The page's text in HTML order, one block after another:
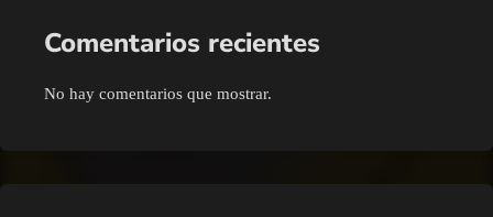
Comentarios recientes
No hay comentarios que mostrar.